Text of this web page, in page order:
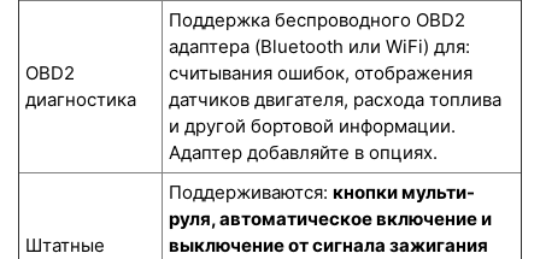
OBD2
диагностика
Поддержка беспроводного OBD2
адаптера (Bluetooth или WiFi) для:
считывания ошибок, отображения
датчиков двигателя, расхода топлива
и другой бортовой информации.
Адаптер добавляйте в опциях.
Штатные
Поддерживаются: кнопки мульти-
руля, автоматическое включение и
выключение от сигнала зажигания